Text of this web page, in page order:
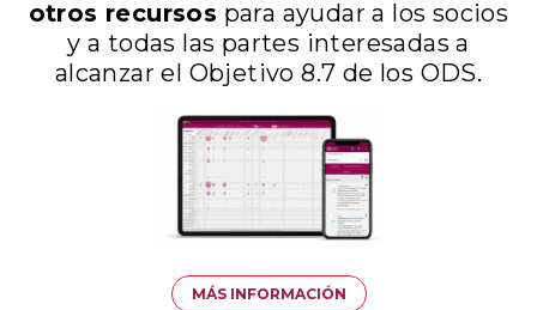
otros recursos para ayudar a los socios
y a todas las partes interesadas a
alcanzar el Objetivo 8.7 de los ODS.
MÁS INFORMACIÓN